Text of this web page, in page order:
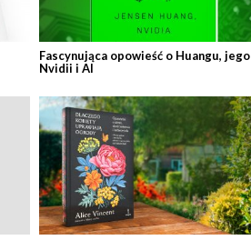
Fascynująca opowieść o Huangu, jego
Nvidii i AI